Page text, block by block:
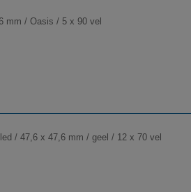
mm / Oasis / 5 x 90 vel
/ 47,6 x 47,6 mm / geel / 12 x 70 vel